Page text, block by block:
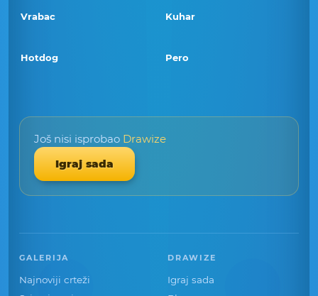
Vrabac Kuhar
Hotdog Pero
Još nisi isprobao Drawize
Igraj sada
GALERIJA
Najnoviji crteži
DRAWIZE
Igraj sada